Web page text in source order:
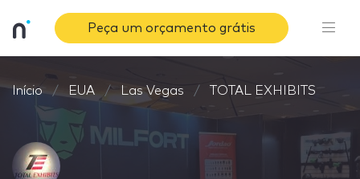
Peça um orçamento grátis
Início EUA Las Vegas TOTAL EXHIBITS